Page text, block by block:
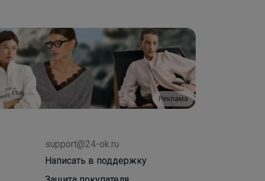
Реклама
support@24-ok.ru
Написать в поддержку